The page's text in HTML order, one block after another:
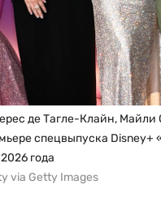
де Тагле-Клайн,
спецвыпуска
года
via Getty Images